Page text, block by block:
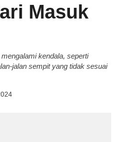
Masuk
kendala, seperti
jalan sempit yang tidak sesuai